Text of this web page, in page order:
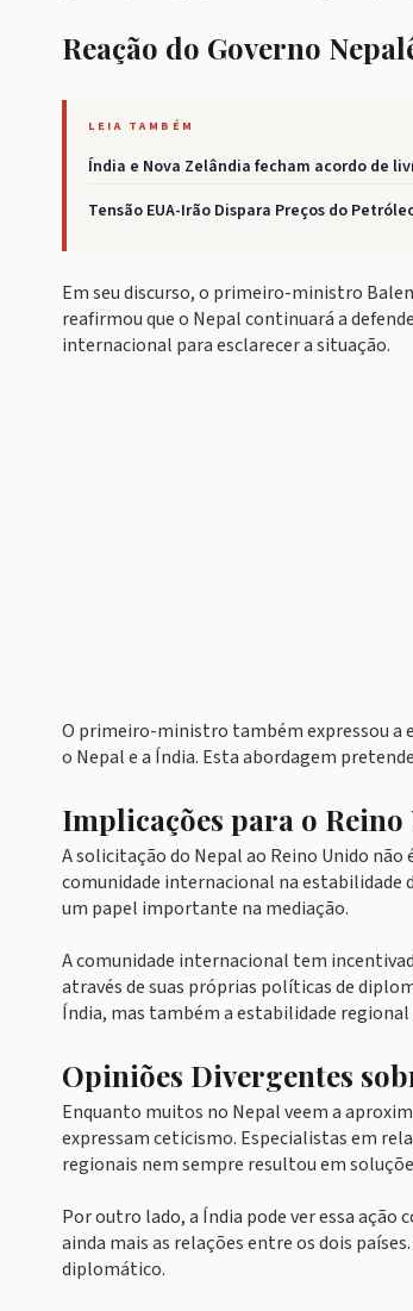
Reação do Governo
LEIA TAMBÉM
Índia e Nova Zelândia fecham acordo de
Tensão EUA-Irão Dispara Preços do
Em seu discurso, o primeiro-ministro
reafirmou que o Nepal continuará a
internacional para esclarecer a situação.
O primeiro-ministro também expressou a
o Nepal e a Índia. Esta abordagem
Implicações para o
A solicitação do Nepal ao Reino Unido
comunidade internacional na estabilidade
um papel importante na mediação.
A comunidade internacional tem
através de suas próprias políticas de
Índia, mas também a estabilidade
Opiniões Divergentes
Enquanto muitos no Nepal veem a
expressam ceticismo. Especialistas em
regionais nem sempre resultou em
Por outro lado, a Índia pode ver essa
ainda mais as relações entre os dois
diplomático.